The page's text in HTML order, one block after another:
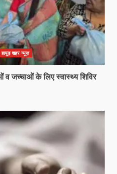
शहर न्यूज़
व जच्चाओं के लिए स्वास्थ्य शिविर